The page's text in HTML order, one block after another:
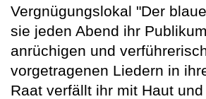
Vergnügungslokal "Der
sie jeden Abend ihr
anrüchigen und
vorgetragenen Liedern in
Raat verfällt ihr mit Haut und